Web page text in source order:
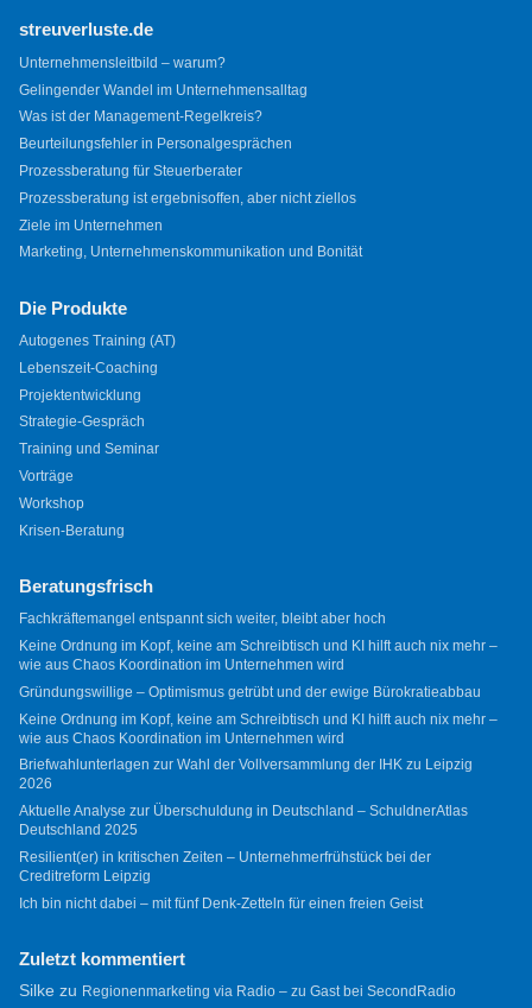
streuverluste.de
Unternehmensleitbild – warum?
Gelingender Wandel im Unternehmensalltag
Was ist der Management-Regelkreis?
Beurteilungsfehler in Personalgesprächen
Prozessberatung für Steuerberater
Prozessberatung ist ergebnisoffen, aber nicht ziellos
Ziele im Unternehmen
Marketing, Unternehmenskommunikation und Bonität
Die Produkte
Autogenes Training (AT)
Lebenszeit-Coaching
Projektentwicklung
Strategie-Gespräch
Training und Seminar
Vorträge
Workshop
Krisen-Beratung
Beratungsfrisch
Fachkräftemangel entspannt sich weiter, bleibt aber hoch
Keine Ordnung im Kopf, keine am Schreibtisch und KI hilft auch nix mehr –
wie aus Chaos Koordination im Unternehmen wird
Gründungswillige – Optimismus getrübt und der ewige Bürokratieabbau
Keine Ordnung im Kopf, keine am Schreibtisch und KI hilft auch nix mehr –
wie aus Chaos Koordination im Unternehmen wird
Briefwahlunterlagen zur Wahl der Vollversammlung der IHK zu Leipzig
2026
Aktuelle Analyse zur Überschuldung in Deutschland – SchuldnerAtlas
Deutschland 2025
Resilient(er) in kritischen Zeiten – Unternehmerfrühstück bei der
Creditreform Leipzig
Ich bin nicht dabei – mit fünf Denk-Zetteln für einen freien Geist
Zuletzt kommentiert
Silkezu Regionenmarketing via Radio – zu Gast bei SecondRadio